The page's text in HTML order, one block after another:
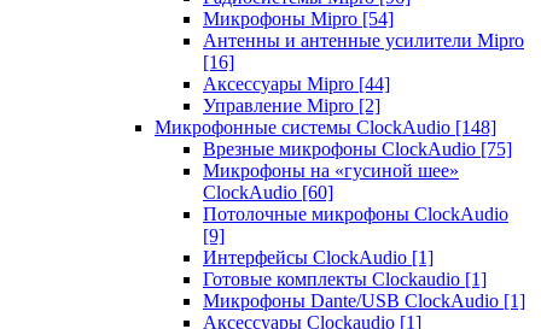
Микрофоны Mipro [54]
Антенны и антенные усилители Mipro
[16]
Аксессуары Mipro [44]
Управление Mipro [2]
Микрофонные системы ClockAudio [148]
Врезные микрофоны ClockAudio [75]
Микрофоны на «гусиной шее»
ClockAudio [60]
Потолочные микрофоны ClockAudio
[9]
Интерфейсы ClockAudio [1]
Готовые комплекты Clockaudio [1]
Микрофоны Dante/USB ClockAudio [1]
Аксессуары Clockaudio [1]